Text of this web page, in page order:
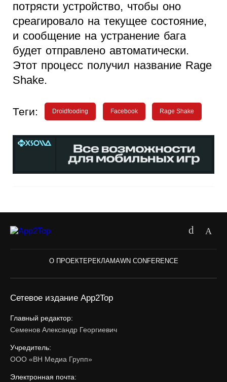
потрясти устройство, чтобы оно
среагировало на текущее состояние,
и сообщение на устранение бага
будет отправлено автоматически.
Этот процесс получил название Rage
Shake.
Теги: Droidfooding Facebook Rage Shake
О ПРОЕКТЕ РЕКЛАМАWN CONFERENCE
Сетевое издание App2Top
Главный редактор:
Семенов Александр Георгиевич
Учредитель:
ООО «ВН Медиа Групп»
Электронная почта: